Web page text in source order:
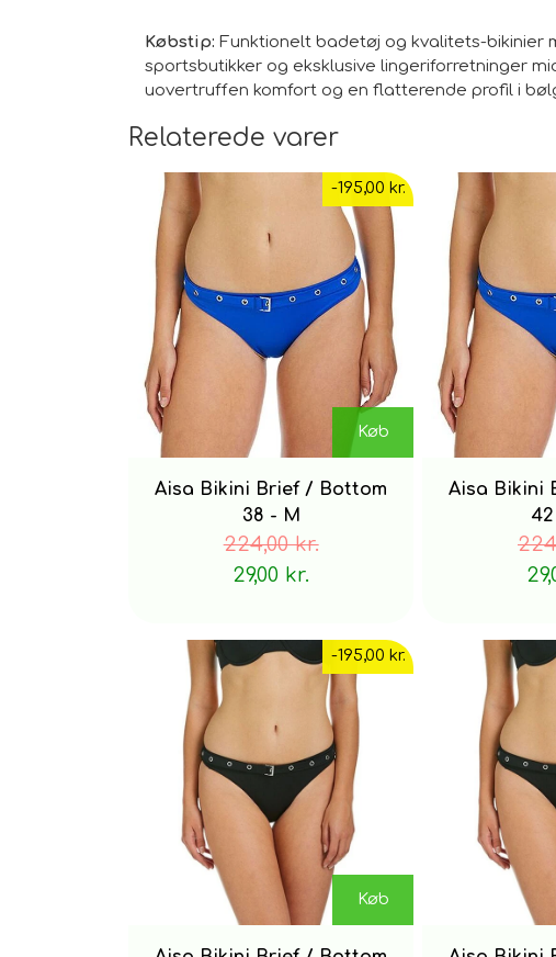
Købstip: Funktionelt badetøj og kvalitets-bikinier
sportsbutikker og eksklusive lingeriforretninger
uovertruffen komfort og en flatterende profil i
Relaterede varer
-195,00 kr.
Køb
Aisa Bikini Brief / Bottom
38 - M
224,00 kr.
29,00 kr.
Aisa Bikini
-195,00 kr.
Køb